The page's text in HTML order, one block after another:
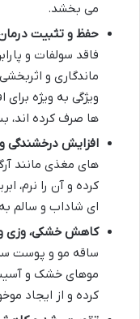
می بخشد.
حفظ و تثبیت درمان
فاقد سولفات و
ماندگاری و
ویژگی به ویژه
ها صرف کرده اند،
افزایش درخشندگی
های مغذی مانند
کرده و آن را نرم،
ای شاداب و سالم
کاهش خشکی، وزی
ساقه مو و پوست
موهای خشک و آسیب
کرده و از ایجاد